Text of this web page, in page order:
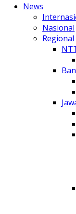
News
Nasional
Regional